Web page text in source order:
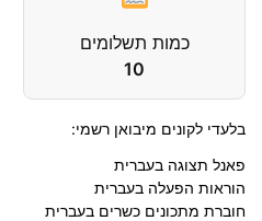
כמות תשלומים
10
בלעדי לקונים מיבואן רשמי:
פאנל תצוגה בעברית
הוראות הפעלה בעברית
חוברת מתכונים כשרים בעברית